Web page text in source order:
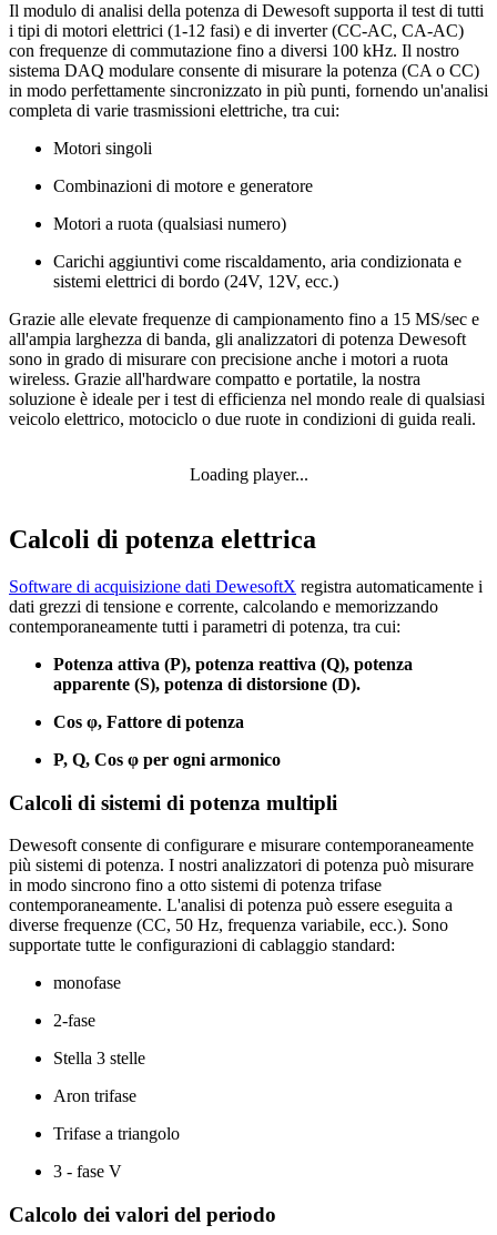
Il modulo di analisi della potenza di Dewesoft supporta il test di tutti
i tipi di motori elettrici (1-12 fasi) e di inverter (CC-AC, CA-AC)
con frequenze di commutazione fino a diversi 100 kHz. Il nostro
sistema DAQ modulare consente di misurare la potenza (CA o CC)
in modo perfettamente sincronizzato in più punti, fornendo un'analisi
completa di varie trasmissioni elettriche, tra cui:
Motori singoli
Combinazioni di motore e generatore
Motori a ruota (qualsiasi numero)
Carichi aggiuntivi come riscaldamento, aria condizionata e
sistemi elettrici di bordo (24V, 12V, ecc.)
Grazie alle elevate frequenze di campionamento fino a 15 MS/sec e
all'ampia larghezza di banda, gli analizzatori di potenza Dewesoft
sono in grado di misurare con precisione anche i motori a ruota
wireless. Grazie all'hardware compatto e portatile, la nostra
soluzione è ideale per i test di efficienza nel mondo reale di qualsiasi
veicolo elettrico, motociclo o due ruote in condizioni di guida reali.
Loading player...
Calcoli di potenza elettrica
Software di acquisizione dati DewesoftX registra automaticamente i
dati grezzi di tensione e corrente, calcolando e memorizzando
contemporaneamente tutti i parametri di potenza, tra cui:
Potenza attiva (P), potenza reattiva (Q), potenza
apparente (S), potenza di distorsione (D).
Cos φ, Fattore di potenza
P, Q, Cos φ per ogni armonico
Calcoli di sistemi di potenza multipli
Dewesoft consente di configurare e misurare contemporaneamente
più sistemi di potenza. I nostri analizzatori di potenza può misurare
in modo sincrono fino a otto sistemi di potenza trifase
contemporaneamente. L'analisi di potenza può essere eseguita a
diverse frequenze (CC, 50 Hz, frequenza variabile, ecc.). Sono
supportate tutte le configurazioni di cablaggio standard:
monofase
2-fase
Stella 3 stelle
Aron trifase
Trifase a triangolo
3 - fase V
Calcolo dei valori del periodo